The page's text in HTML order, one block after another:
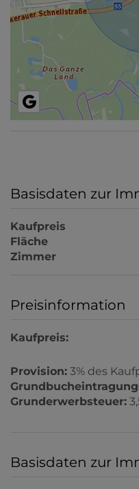
Basisdaten zur
Kaufpreis
Fläche
Zimmer
Preisinformation
Kaufpreis:
Provision: 3% des
Grunderwerbsteuer:
Basisdaten zur